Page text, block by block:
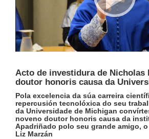
Acto de investidura de Nicholas
doutor honoris causa da
Pola excelencia da súa carreira
repercusión tecnolóxica do seu
da Universidade de Michigan
noveno doutor honoris causa da
Apadriñado polo seu grande amigo,
Liz Marzán